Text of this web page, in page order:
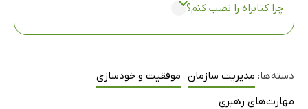
چرا کتابراه را نصب کنم؟
دسته‌ها: مدیریت سازمان موفقیت و خودسازی
مهارت‌های رهبری